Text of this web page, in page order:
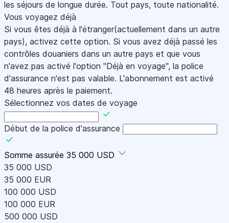
les séjours de longue durée. Tout pays, toute nationalité.
Vous voyagez déjà
Si vous êtes déjà à l'étranger(actuellement dans un autre
pays), activez cette option. Si vous avez déjà passé les
contrôles douaniers dans un autre pays et que vous
n'avez pas activé l'option "Déjà en voyage", la police
d'assurance n'est pas valable. L'abonnement est activé
48 heures après le paiement.
Sélectionnez vos dates de voyage
Début de la police d'assurance
Somme assurée 35 000 USD
35 000 USD
35 000 EUR
100 000 USD
100 000 EUR
500 000 USD